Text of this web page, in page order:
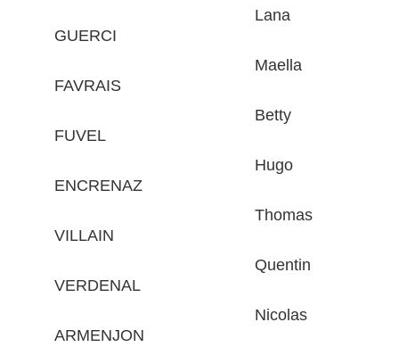
Lana
GUERCI
Maella
FAVRAIS
Betty
FUVEL
Hugo
ENCRENAZ
Thomas
VILLAIN
Quentin
VERDENAL
Nicolas
ARMENJON